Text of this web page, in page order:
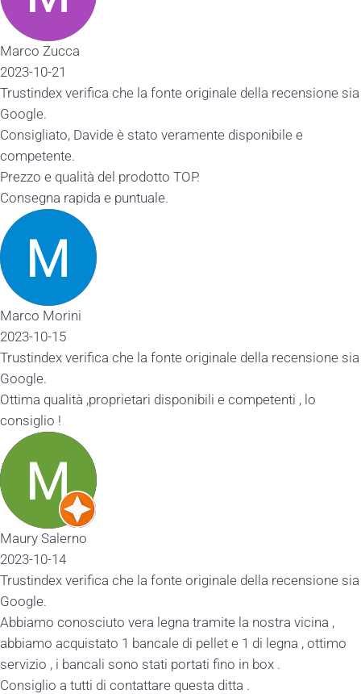
Marco Zucca
2023-10-21
Trustindex verifica che la fonte originale della recensione sia
Google.
Consigliato, Davide è stato veramente disponibile e
competente.
Prezzo e qualità del prodotto TOP.
Consegna rapida e puntuale.
Marco Morini
2023-10-15
Trustindex verifica che la fonte originale della recensione sia
Google.
Ottima qualità ,proprietari disponibili e competenti , lo
consiglio !
Maury Salerno
2023-10-14
Trustindex verifica che la fonte originale della recensione sia
Google.
Abbiamo conosciuto vera legna tramite la nostra vicina ,
abbiamo acquistato 1 bancale di pellet e 1 di legna , ottimo
servizio , i bancali sono stati portati fino in box .
Consiglio a tutti di contattare questa ditta .